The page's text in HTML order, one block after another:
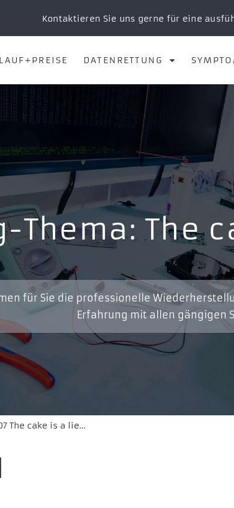
Kontaktieren Sie uns gerne für eine
DATENRETTUNG
Thema: The
für Sie die professionelle
Erfahrung mit allen gängigen
The cake is a lie…